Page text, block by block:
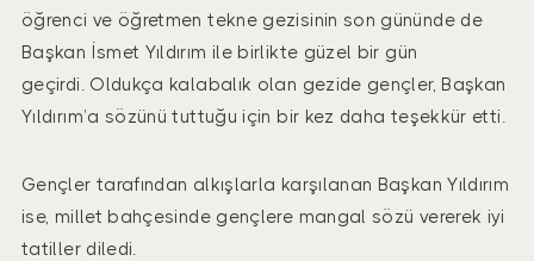
öğrenci ve öğretmen tekne gezisinin son gününde de
Başkan İsmet Yıldırım ile birlikte güzel bir gün
geçirdi. Oldukça kalabalık olan gezide gençler, Başkan
Yıldırım’a sözünü tuttuğu için bir kez daha teşekkür etti.
Gençler tarafından alkışlarla karşılanan Başkan Yıldırım
ise, millet bahçesinde gençlere mangal sözü vererek iyi
tatiller diledi.